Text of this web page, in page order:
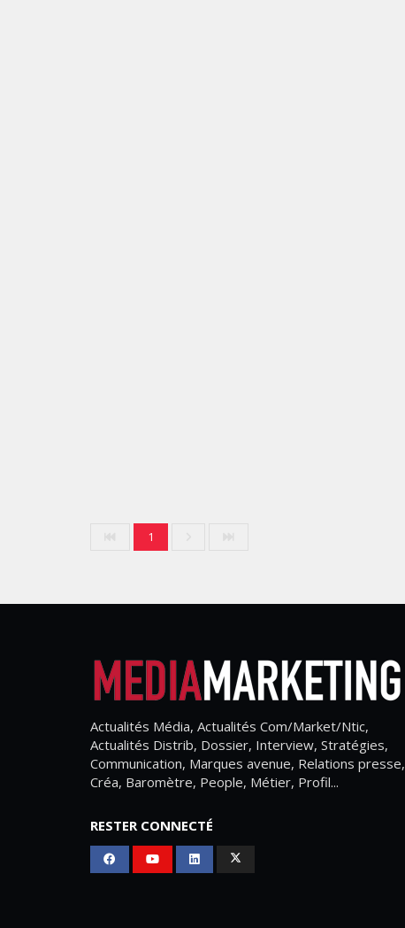
1
Actualités Média, Actualités Com/Market/Ntic,
Actualités Distrib, Dossier, Interview, Stratégies,
Communication, Marques avenue, Relations presse,
Créa, Baromètre, People, Métier, Profil...
RESTER CONNECTÉ